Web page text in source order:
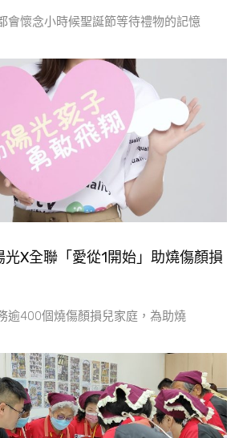
會懷念小時候聖誕節等待禮物的記憶
光X全聯「愛從1開始」助燒傷顏損
逾400個燒傷顏損兒家庭，為助燒